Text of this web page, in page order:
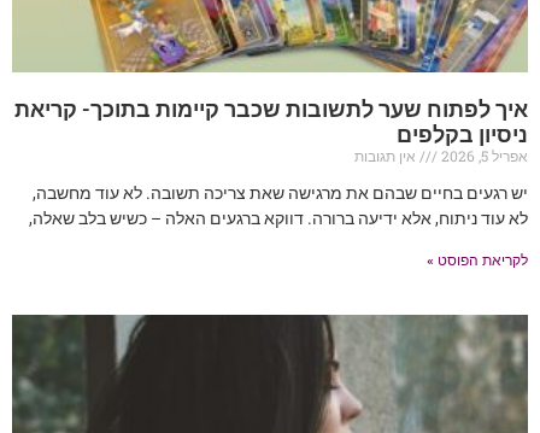
איך לפתוח שער לתשובות שכבר קיימות בתוכך- קריאת
ניסיון בקלפים
אפריל 5, 2026
אין תגובות
יש רגעים בחיים שבהם את מרגישה שאת צריכה תשובה. לא עוד מחשבה,
לא עוד ניתוח, אלא ידיעה ברורה. דווקא ברגעים האלה – כשיש בלב שאלה,
לקריאת הפוסט »